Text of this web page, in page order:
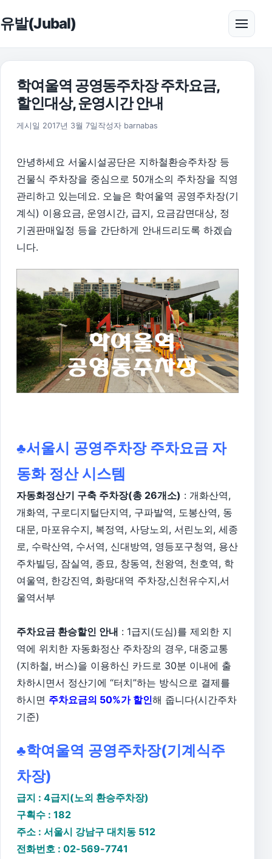
유발(Jubal) 메뉴
학여울역 공영동주차장 주차요금,
할인대상, 운영시간 안내
게시일 2017년 3월 7일 2017년 3월 17일
작성자 barnabas
안녕하세요 서울시설공단은 지하철환승주차장 등
건물식 주차장을 중심으로 50개소의 주차장을 직영
관리하고 있는데요. 오늘은 학여울역 공영주차장(기
계식) 이용요금, 운영시간, 급지, 요금감면대상, 정
기권판매일정 등을 간단하게 안내드리도록 하겠습
니다.
♣서울시 공영주차장 주차요금 자
동화 정산 시스템
자동화정산기 구축 주차장(총 26개소) : 개화산역,
개화역, 구로디지털단지역, 구파발역, 도봉산역, 동
대문, 마포유수지, 복정역, 사당노외, 서린노외, 세종
로, 수락산역, 수서역, 신대방역, 영등포구청역, 용산
주차빌딩, 잠실역, 종묘, 창동역, 천왕역, 천호역, 학
여울역, 한강진역, 화랑대역 주차장,신천유수지,서
울역서부
주차요금 환승할인 안내 : 1급지(도심)를 제외한 지
역에 위치한 자동화정산 주차장의 경우, 대중교통
(지하철, 버스)을 이용하신 카드로 30분 이내에 출
차하시면서 정산기에 “터치”하는 방식으로 결제를
하시면 주차요금의 50%가 할인해 줍니다(시간주차
기준)
♣학여울역 공영주차장(기계식주
차장)
급지 : 4급지(노외 환승주차장)
구획수 : 182
주소 : 서울시 강남구 대치동 512
전화번호 : 02-569-7741